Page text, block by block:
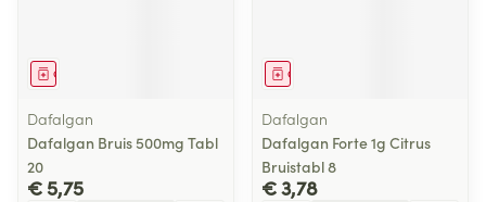
Geneesmiddel
Dafalgan
Dafalgan Bruis 500mg Tabl
20
€ 5,75
Geneesmiddel
Dafalgan
Dafalgan Forte 1g Citrus
Bruistabl 8
€ 3,78